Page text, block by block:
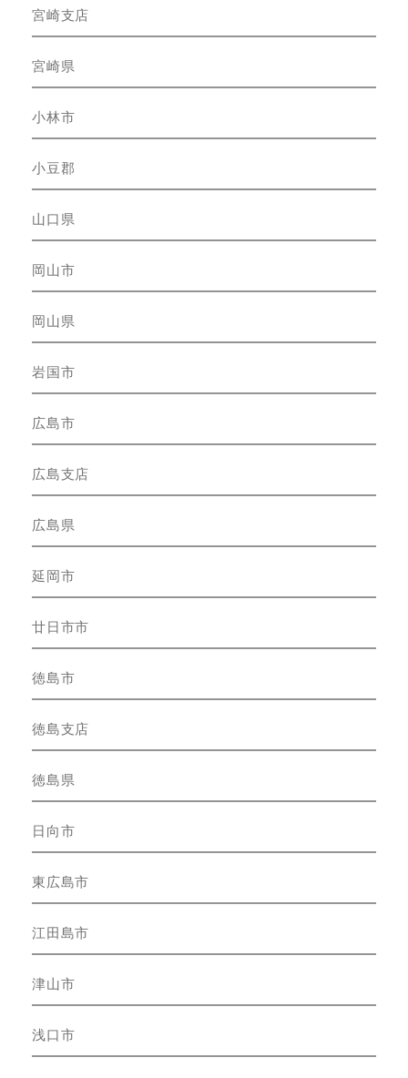
宮崎支店
宮崎県
小林市
小豆郡
山口県
岡山市
岡山県
岩国市
広島市
広島支店
広島県
延岡市
廿日市市
徳島市
徳島支店
徳島県
日向市
東広島市
江田島市
津山市
浅口市